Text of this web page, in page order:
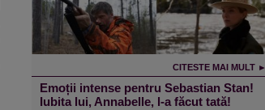
CITESTE MAI MULT ►
Emoții intense pentru Sebastian Stan!
Iubita lui, Annabelle, l-a făcut tată!